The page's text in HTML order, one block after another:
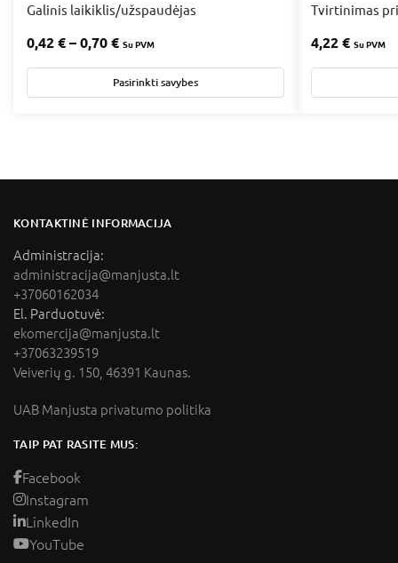
Galinis laikiklis/užspaudėjas
0,42€–0,70€ Su PVM
Pasirinkti savybes
Tvirtinimas
4,22€ Su PVM
KONTAKTINĖ INFORMACIJA
Administracija:
administracija@manjusta.lt
+37060162034
El. Parduotuvė:
ekomercija@manjusta.lt
+37063239519
Veiverių g. 150, 46391 Kaunas.
UAB Manjusta privatumo politika
TAIP PAT RASITE MUS:
Facebook
Instagram
LinkedIn
YouTube